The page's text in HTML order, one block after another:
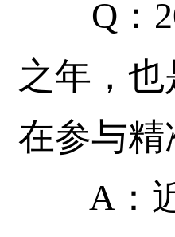
Q：
之年，
在参与
A：近